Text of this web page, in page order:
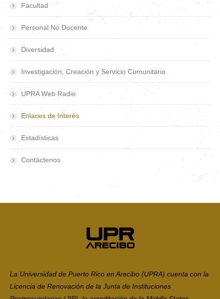
Facultad
Personal No Docente
Diversidad
Investigación, Creación y Servicio Comunitario
UPRA Web Radio
Enlaces de Interés
Estadísticas
Contáctenos
La Universidad de Puerto Rico en Arecibo (UPRA) cuenta con la
Licencia de Renovación de la Junta de Instituciones